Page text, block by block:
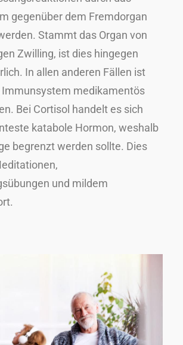
gegenüber dem Fremdorgan
Stammt das Organ von
Zwilling, ist dies hingegen
In allen anderen Fällen ist
Immunsystem medikamentös
Bei Cortisol handelt es sich
katabole Hormon, weshalb
begrenzt werden sollte. Dies
und mildem